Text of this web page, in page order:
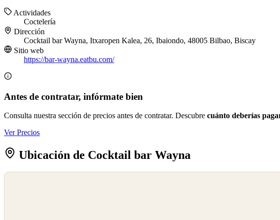
Actividades
Coctelería
Dirección
Cocktail bar Wayna, Itxaropen Kalea, 26, Ibaiondo, 48005 Bilbao, Biscay
Sitio web
https://bar-wayna.eatbu.com/
Antes de contratar, infórmate bien
Consulta nuestra sección de precios antes de contratar. Descubre cuánto deberías
Ver Precios
Ubicación de Cocktail bar Wayna